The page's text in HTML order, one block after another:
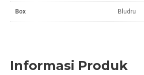
Box Bludru
Informasi Produk